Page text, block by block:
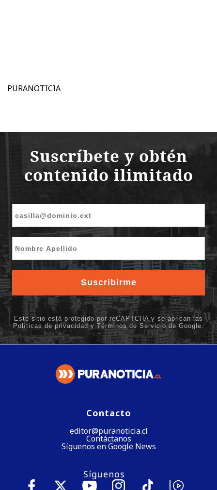
PURANOTICIA
Contacto
editor@puranoticia.cl
Contáctanos
Síguenos en Google News
Síguenos